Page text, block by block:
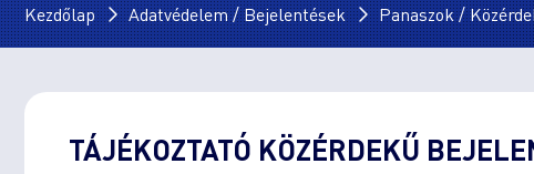
Kezdőlap Adatvédelem / Bejelentések Panaszok /
TÁJÉKOZTATÓ KÖZÉRDEKŰ